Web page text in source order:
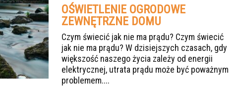
OŚWIETLENIE OGRODOWE
ZEWNĘTRZNE DOMU
Czym świecić jak nie ma prądu? Czym świecić
jak nie ma prądu? W dzisiejszych czasach, gdy
większość naszego życia zależy od energii
elektrycznej, utrata prądu może być poważnym
problemem....